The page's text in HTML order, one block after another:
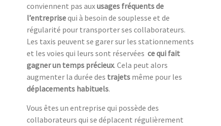
conviennent pas auxusages fréquents de
l’entreprisequi à besoin de souplesse et de
régularité pour transporter ses collaborateurs.
Les taxis peuvent se garer sur les stationnements
et les voies qui leurs sont réservées ce qui fait
gagner un temps précieux. Cela peut alors
augmenter la durée des trajets même pour les
déplacements habituels.
Vous êtes un entreprise qui possède des
collaborateurs qui se déplacent régulièrement